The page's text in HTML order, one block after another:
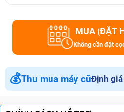
MUA (ĐẶT
Không cần đặt
💰Thu mua máy cũĐịnh giá